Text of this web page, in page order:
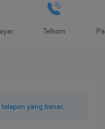
Telkom
yang benar.